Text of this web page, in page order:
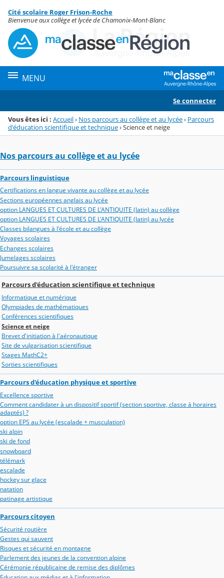
Menu de la rubrique
Contenu
Cité scolaire Roger Frison-Roche
Bienvenue aux collège et lycée de Chamonix-Mont-Blanc
MENU
Se connecter
Vous êtes ici : Accueil› Nos parcours au collège et au lycée› Parcours
d'éducation scientifique et technique›Science et neige
Nos parcours au collège et au lycée
Parcours linguistique
Certifications en langue vivante au collège et au lycée
Sections européennes anglais au lycée
option LANGUES ET CULTURES DE L'ANTIQUITE (latin) au collège
option LANGUES ET CULTURES DE L'ANTIQUITE (latin) au lycée
Classes bilangues à l'école et au collège
Voyages scolaires
Echanges scolaires
Jumelages scolaires
Poursuivre sa scolarité à l'étranger
Parcours d'éducation scientifique et technique
Informatique et numérique
Olympiades de mathématiques
Conférences scientifiques
Science et neige
Brevet d'initiation à l'aéronautique
Site de vulgarisation scientifique
Stages MathC2+
Sorties scientifiques
Parcours d'éducation physique et sportive
Excellence sportive
Comment candidater à un dispositif sportif (section sportive, classe à horaires
adaptés) ?
option EPS au lycée (escalade + musculation)
ski alpin
ski de fond
snowboard
télémark
escalade
hockey sur glace
natation
patinage artistique
Parcours citoyen
Sécurité routière
Gestes qui sauvent
Risques et sécurité en montagne
Parlement des jeunes de la convention alpine
Cérémonie républicaine de remise des diplômes